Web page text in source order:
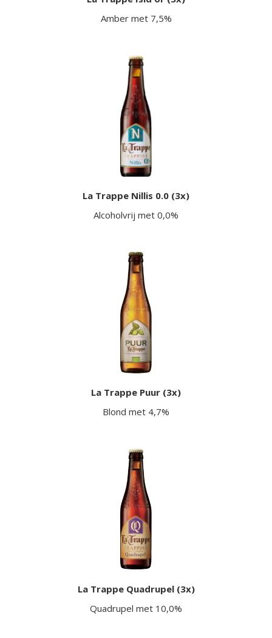
Amber met 7,5%
La Trappe Nillis 0.0 (3x)
Alcoholvrij met 0,0%
La Trappe Puur (3x)
Blond met 4,7%
La Trappe Quadrupel (3x)
Quadrupel met 10,0%